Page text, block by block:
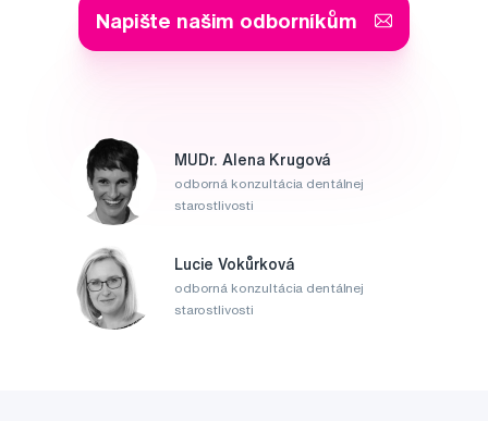
Napište našim odborníkům
MUDr. Alena Krugová
odborná konzultácia dentálnej
starostlivosti
Lucie Vokůrková
odborná konzultácia dentálnej
starostlivosti